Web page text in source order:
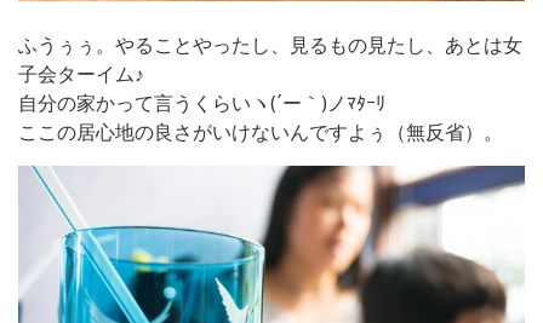
ふうぅぅ。やることやったし、見るもの見たし、あとは女
子会ターイム♪
自分の家かって言うくらいヽ(´ー｀)ノﾏﾀｰﾘ
ここの居心地の良さがいけないんですよぅ（無反省）。